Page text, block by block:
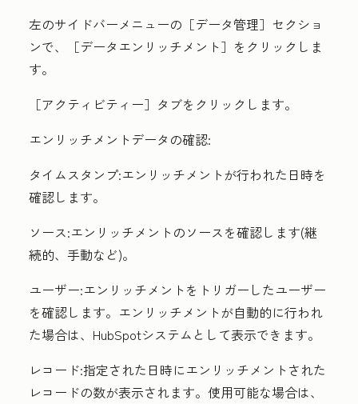
左のサイドバーメニューの［データ管理］セクショ
ンで、
［データエンリッチメント］をクリックしま
す。
［アクティビティー］ タブをクリックします。
エンリッチメントデータの確認:
タイムスタンプ:エンリッチメントが行われた日時を
確認します。
ソース:エンリッチメントのソースを確認します(継
続的、 手動など)。
ユーザー:エンリッチメントをトリガーしたユーザー
を確認します。エンリッチメントが自動的に行われ
た場合は、HubSpotシステムとして表示できます。
レコード:指定された日時にエンリッチメントされた
レコードの数が表示されます。使用可能な場合は、